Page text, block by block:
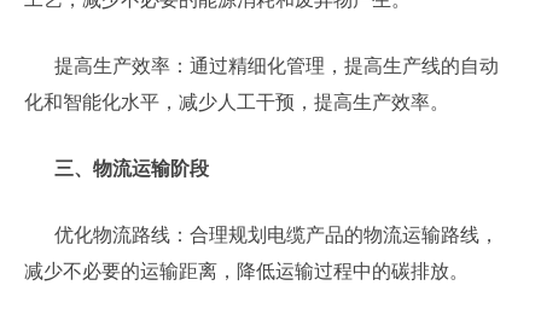
提高生产效率：通过精细化管理，提高生产线的自动
化和智能化水平，减少人工干预，提高生产效率。
三、物流运输阶段
优化物流路线：合理规划电缆产品的物流运输路线，
减少不必要的运输距离，降低运输过程中的碳排放。